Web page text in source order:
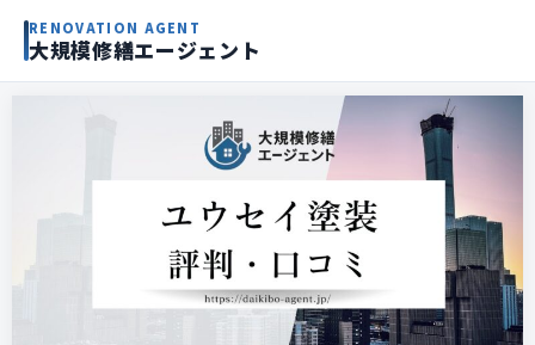
RENOVATION AGENT
大規模修繕エージェント